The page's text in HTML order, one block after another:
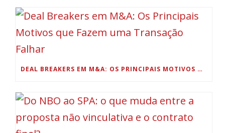
DEAL BREAKERS EM M&A: OS PRINCIPAIS MOTIVOS QUE FAZEM UMA TRANSAÇÃO FALHAR